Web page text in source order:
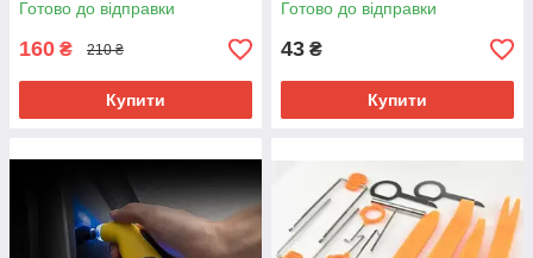
Готово до відправки
160 ₴ 210 ₴
Купити
Готово до відправки
43 ₴
Купити